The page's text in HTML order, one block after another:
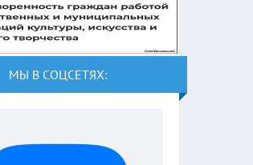
МЫ В СОЦСЕТЯХ: